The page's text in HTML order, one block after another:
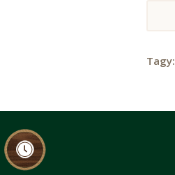
Tagy: